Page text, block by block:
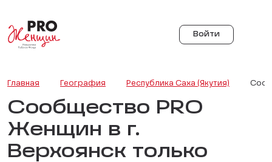
Войти
Главная География Республика Саха (Якутия)
Сообщество PRO
Женщин в г.
Верхоянск только